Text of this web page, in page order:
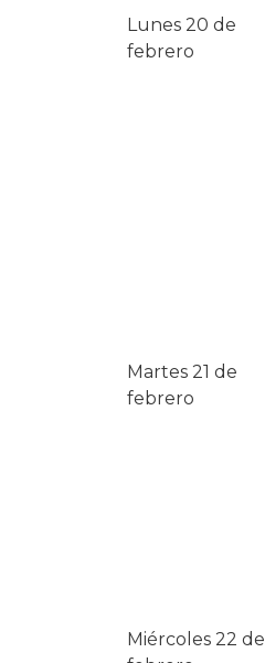
Lunes 20 de
febrero
Martes 21 de
febrero
Miércoles 22 de